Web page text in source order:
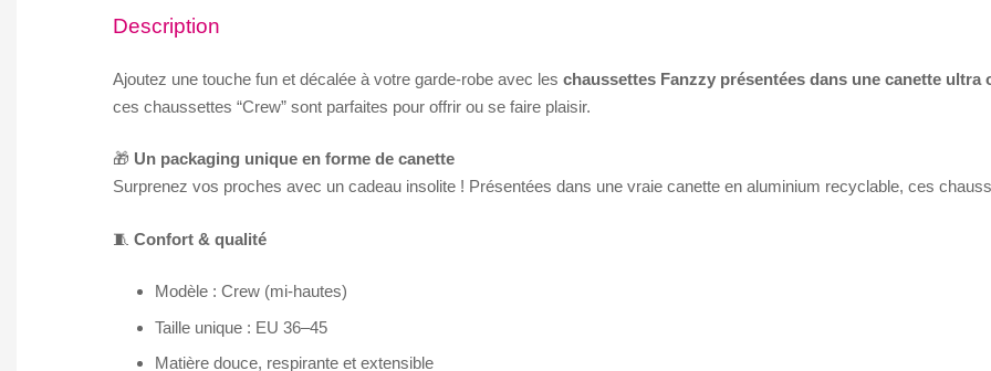
Description
🧦
Chaussettes
en
canette
–
My
Ajoutez une touche fun et décalée à votre garde-robe avec les chaussettes Fanzzy présentées dans une canette ultra
ces chaussettes “Crew” sont parfaites pour offrir ou se faire plaisir.
🎁 Un packaging unique en forme de canette
Surprenez vos proches avec un cadeau insolite ! Présentées dans une vraie canette en aluminium recyclable, ces
🧵 Confort & qualité
Modèle : Crew (mi-hautes)
Taille unique : EU 36–45
Matière douce, respirante et extensible